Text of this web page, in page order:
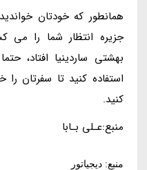
همانطور که خودتان
جزیره انتظار شما را می
بهشتی ساردینیا افتاد،
استفاده کنید تا سفرتان
کنید.
منبع:عـلی بـابا
منبع: دیجیاتور